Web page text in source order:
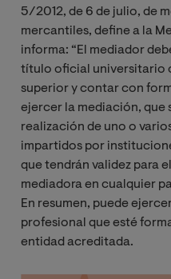
5/2012, de 6 de julio, de
mercantiles, define a la
informa: “El mediador
título oficial universitario
superior y contar con
ejercer la mediación, que
realización de uno o
impartidos por
que tendrán validez para
mediadora en cualquier
En resumen, puede
profesional que esté
entidad acreditada.